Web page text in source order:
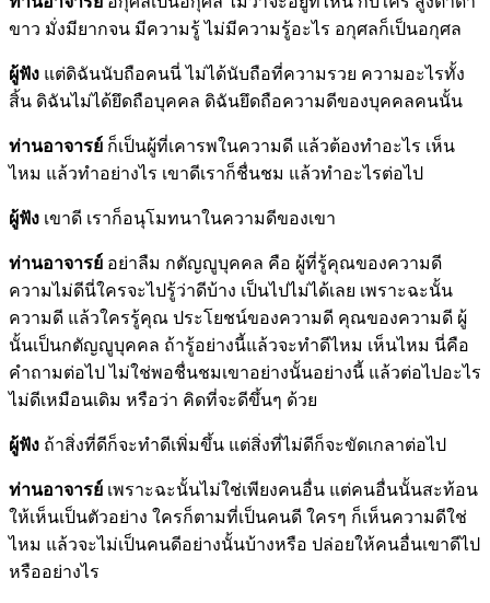
ขาว มั่งมียากจน มีความรู้ ไม่มีความรู้อะไร อกุศลก็เป็นอกุศล
ผู้ฟัง แต่ดิฉันนับถือคนนี่ ไม่ได้นับถือที่ความรวย ความอะไรทั้ง
สิ้น ดิฉันไม่ได้ยึดถือบุคคล ดิฉันยึดถือความดีของบุคคลคนนั้น
ท่านอาจารย์ ก็เป็นผู้ที่เคารพในความดี แล้วต้องทำอะไร เห็น
ไหม แล้วทำอย่างไร เขาดีเราก็ชื่นชม แล้วทำอะไรต่อไป
ผู้ฟัง เขาดี เราก็อนุโมทนาในความดีของเขา
ท่านอาจารย์ อย่าลืม กตัญญูบุคคล คือ ผู้ที่รู้คุณของความดี
ความไม่ดีนี่ใครจะไปรู้ว่าดีบ้าง เป็นไปไม่ได้เลย เพราะฉะนั้น
ความดี แล้วใครรู้คุณ ประโยชน์ของความดี คุณของความดี ผู้
นั้นเป็นกตัญญูบุคคล ถ้ารู้อย่างนี้แล้วจะทำดีไหม เห็นไหม นี่คือ
คำถามต่อไป ไม่ใช่พอชื่นชมเขาอย่างนั้นอย่างนี้ แล้วต่อไปอะไร
ไม่ดีเหมือนเดิม หรือว่า คิดที่จะดีขึ้นๆ ด้วย
ผู้ฟัง ถ้าสิ่งที่ดีก็จะทำดีเพิ่มขึ้น แต่สิ่งที่ไม่ดีก็จะขัดเกลาต่อไป
ท่านอาจารย์ เพราะฉะนั้นไม่ใช่เพียงคนอื่น แต่คนอื่นนั้นสะท้อน
ให้เห็นเป็นตัวอย่าง ใครก็ตามที่เป็นคนดี ใครๆ ก็เห็นความดีใช่
ไหม แล้วจะไม่เป็นคนดีอย่างนั้นบ้างหรือ ปล่อยให้คนอื่นเขาดีไป
หรืออย่างไร